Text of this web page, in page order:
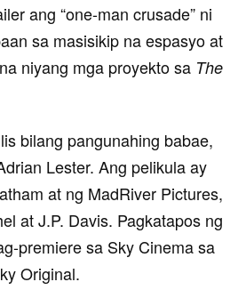
ang “one-man crusade” ni
sa masisikip na espasyo at
niyang mga proyekto sa The
bilang pangunahing babae,
Lester. Ang pelikula ay
at ng MadRiver Pictures,
at J.P. Davis. Pagkatapos ng
premiere sa Sky Cinema sa
Original.